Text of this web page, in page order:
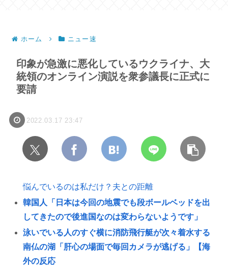
ホーム ニュー速
印象が急激に悪化しているウクライナ、大
統領のオンライン演説を衆参議長に正式に
要請
2022.03.17 23:47
悩んでいるのは私だけ？夫との距離
韓国人「日本は今回の地震でも段ボールベッドを出
してきたので後進国なのは変わらないようです」
泳いでいる人のすぐ横に消防飛行艇が次々着水する
南仏の湖「肝心の場面で毎回カメラが逃げる」【海
外の反応